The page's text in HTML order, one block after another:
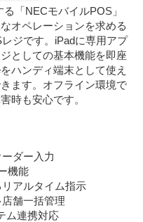
「NECモバイルPOS」
オペレーションを求める
ジです。iPadに専用アプ
としての基本機能を即座
ハンディ端末として使え
ます。オフライン環境で
時も安心です。
ダー入力
機能
アルタイム指示
舗一括管理
ム連携対応